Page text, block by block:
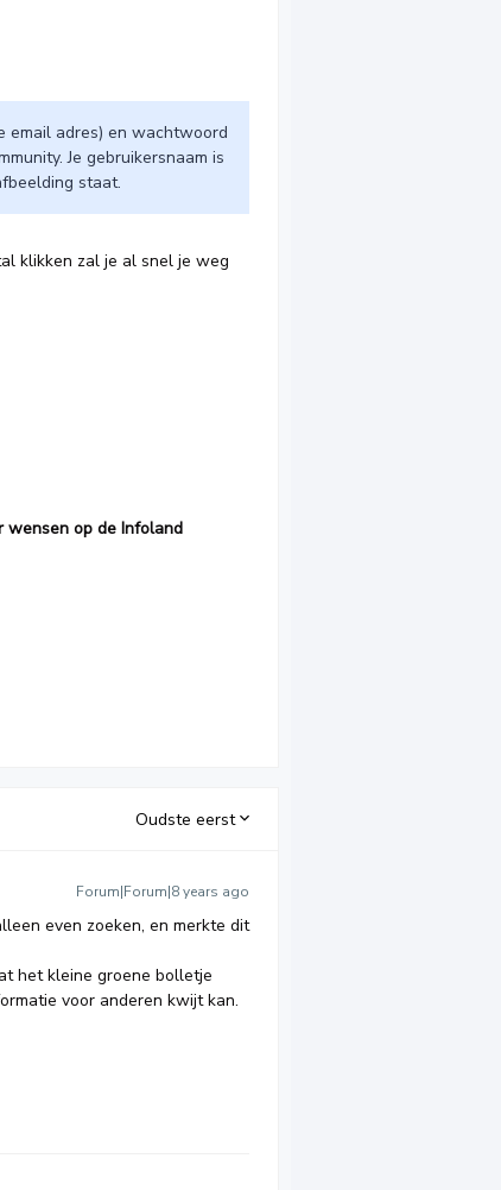
email adres) en wachtwoord
Je gebruikersnaam is
staat.
klikken zal je al snel je weg
wensen op de Infoland
Oudste eerst
Forum|Forum|8 years ago
even zoeken, en merkte dit
het kleine groene bolletje
voor anderen kwijt kan.